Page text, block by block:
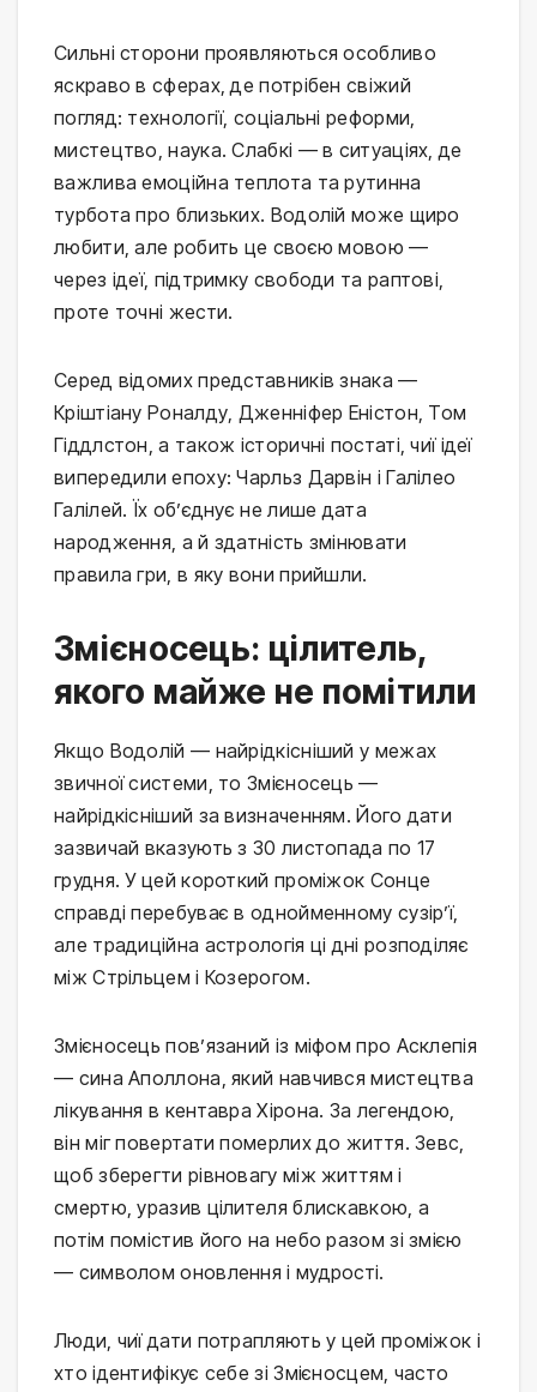
Сильні сторони проявляються особливо
яскраво в сферах, де потрібен свіжий
погляд: технології, соціальні реформи,
мистецтво, наука. Слабкі — в ситуаціях, де
важлива емоційна теплота та рутинна
турбота про близьких. Водолій може щиро
любити, але робить це своєю мовою —
через ідеї, підтримку свободи та раптові,
проте точні жести.
Серед відомих представників знака —
Кріштіану Роналду, Дженніфер Еністон, Том
Гіддлстон, а також історичні постаті, чиї ідеї
випередили епоху: Чарльз Дарвін і Галілео
Галілей. Їх об’єднує не лише дата
народження, а й здатність змінювати
правила гри, в яку вони прийшли.
Змієносець: цілитель,
якого майже не помітили
Якщо Водолій — найрідкісніший у межах
звичної системи, то Змієносець —
найрідкісніший за визначенням. Його дати
зазвичай вказують з 30 листопада по 17
грудня. У цей короткий проміжок Сонце
справді перебуває в однойменному сузір’ї,
але традиційна астрологія ці дні розподіляє
між Стрільцем і Козерогом.
Змієносець пов’язаний із міфом про Асклепія
— сина Аполлона, який навчився мистецтва
лікування в кентавра Хірона. За легендою,
він міг повертати померлих до життя. Зевс,
щоб зберегти рівновагу між життям і
смертю, уразив цілителя блискавкою, а
потім помістив його на небо разом зі змією
— символом оновлення і мудрості.
Люди, чиї дати потрапляють у цей проміжок і
хто ідентифікує себе зі Змієносцем, часто